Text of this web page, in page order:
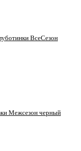
ВсеСезон
Межсезон черный